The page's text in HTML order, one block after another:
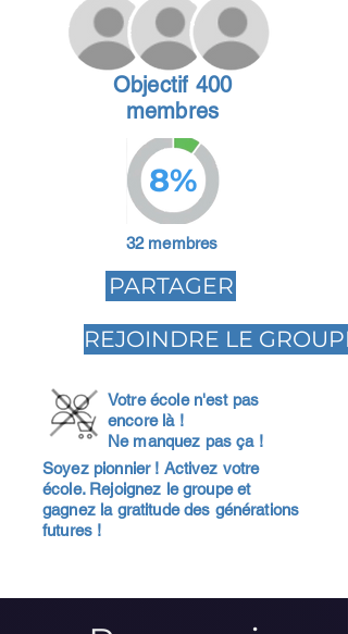
Objectif 400
membres
8%
32 membres
PARTAGER
REJOINDRE LE GROUPE
Votre école n'est pas
encore là !
Ne manquez pas ça !
Soyez pionnier ! Activez votre
école. Rejoignez le groupe et
gagnez la gratitude des générations
futures !